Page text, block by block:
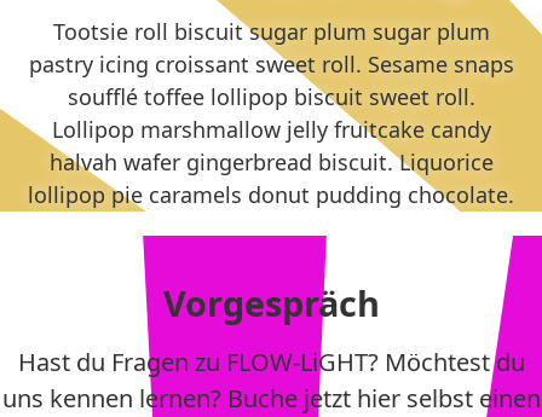
Tootsie roll biscuit sugar plum sugar plum
pastry icing croissant sweet roll. Sesame snaps
soufflé toffee lollipop biscuit sweet roll.
Lollipop marshmallow jelly fruitcake candy
halvah wafer gingerbread biscuit. Liquorice
lollipop pie caramels donut pudding chocolate.
Vorgespräch
Hast du Fragen zu FLOW-LiGHT? Möchtest du
uns kennen lernen? Buche jetzt hier selbst einen